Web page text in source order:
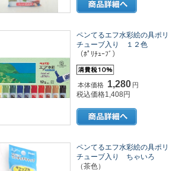
ペンてるエフ水彩絵の具ポリ
チューブ入り １２色
（ﾎﾟﾘﾁｭｰﾌﾞ）
本体価格 1,280 円
税込価格1,408円
ペンてるエフ水彩絵の具ポリ
チューブ入り ちゃいろ
（茶色）